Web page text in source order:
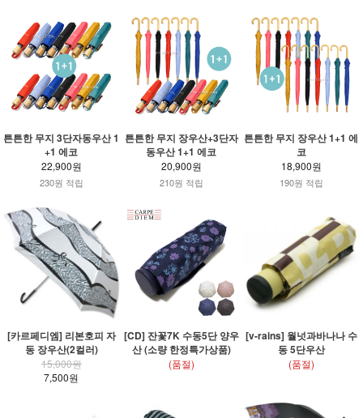
튼튼한 무지 3단자동우산 1
+1 에코
22,900원
230원 적립
튼튼한 무지 장우산+3단자
동우산 1+1 에코
20,900원
210원 적립
튼튼한 무지 장우산 1+1 에
코
18,900원
190원 적립
[카르페디엠] 리본호피 자
동 장우산(2컬러)
15,000원
7,500원
[CD] 잔꽃7K 수동5단 양우
산 (소량 한정특가상품)
(품절)
[v-rains] 월넛과바나나 수
동 5단우산
(품절)